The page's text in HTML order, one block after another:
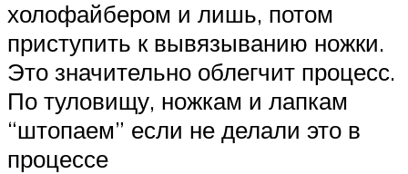
холофайбером и лишь, потом
приступить к вывязыванию ножки.
Это значительно облегчит процесс.
По туловищу, ножкам и лапкам
“штопаем” если не делали это в
процессе